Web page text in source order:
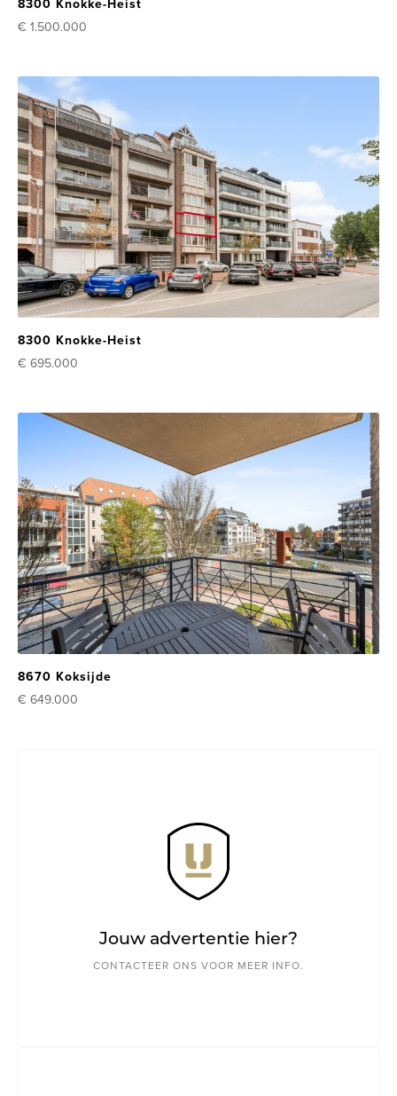
8300 Knokke-Heist
€ 1.500.000
8300 Knokke-Heist
€ 695.000
8670 Koksijde
€ 649.000
Jouw advertentie hier?
CONTACTEER ONS VOOR MEER INFO.